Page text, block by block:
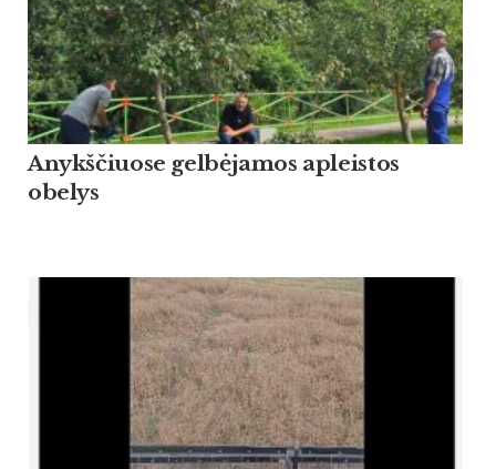
Anykščiuose gelbėjamos apleistos
obelys